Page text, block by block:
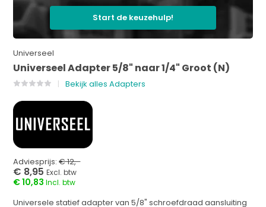
Start de keuzehulp!
Universeel
Universeel Adapter 5/8" naar 1/4" Groot (N)
Bekijk alles Adapters
Adviesprijs:€ 12,-
€ 8,95Excl. btw
€ 10,83Incl. btw
Universele statief adapter van 5/8" schroefdraad aansluiting